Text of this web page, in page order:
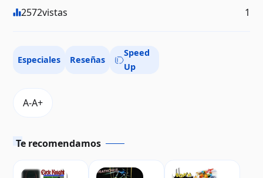
2572vistas 1
Especiales Reseñas
Speed
Up
Te recomendamos